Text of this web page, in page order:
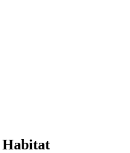
Habitat